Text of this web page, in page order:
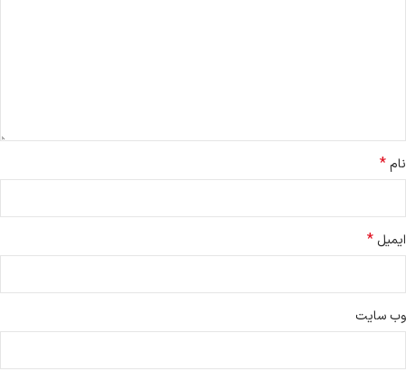
نام*
ایمیل *
وب‌ سایت